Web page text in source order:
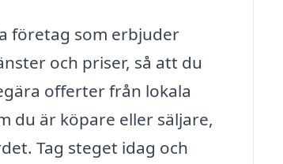
företag som erbjuder
och priser, så att du
offerter från lokala
du är köpare eller säljare,
Tag steget idag och